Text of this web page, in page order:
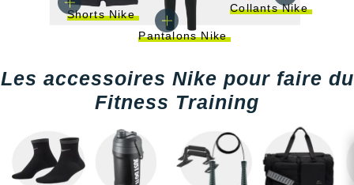
Shorts Nike
Pantalons Nike
Collants Nike
Les accessoires Nike pour faire du
Fitness Training